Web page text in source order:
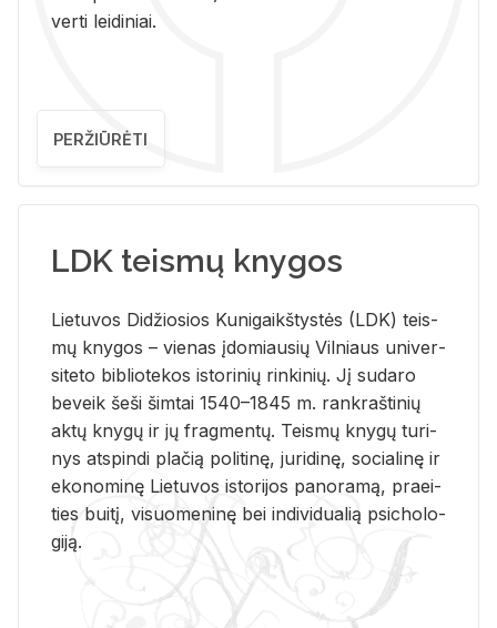
ver­ti lei­di­niai.
PERŽIŪRĖTI
LDK teismų knygos
Lie­tu­vos Di­džio­sios Ku­ni­gaikš­tys­tės (LDK) teis­
mų kny­gos – vie­nas įdo­miau­sių Vil­niaus uni­ver­
si­te­to bi­b­lio­te­kos is­to­ri­nių rin­ki­nių. Jį su­da­ro
be­veik šeši šim­tai 1540–1845 m. rank­raš­ti­nių
aktų kny­gų ir jų frag­men­tų. Teis­mų kny­gų tu­ri­
nys at­spin­di pla­čią po­li­ti­nę, ju­ri­di­nę, so­cia­li­nę ir
eko­no­mi­nę Lie­tu­vos is­to­ri­jos pa­no­ra­mą, pra­ei­
ties bui­tį, vi­suo­me­ni­nę bei in­di­vi­dua­lią psi­cho­lo­
gi­ją.